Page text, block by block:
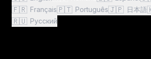
🇫🇷 Français🇵🇹 Português🇯🇵 日本語
🇷🇺 Русский